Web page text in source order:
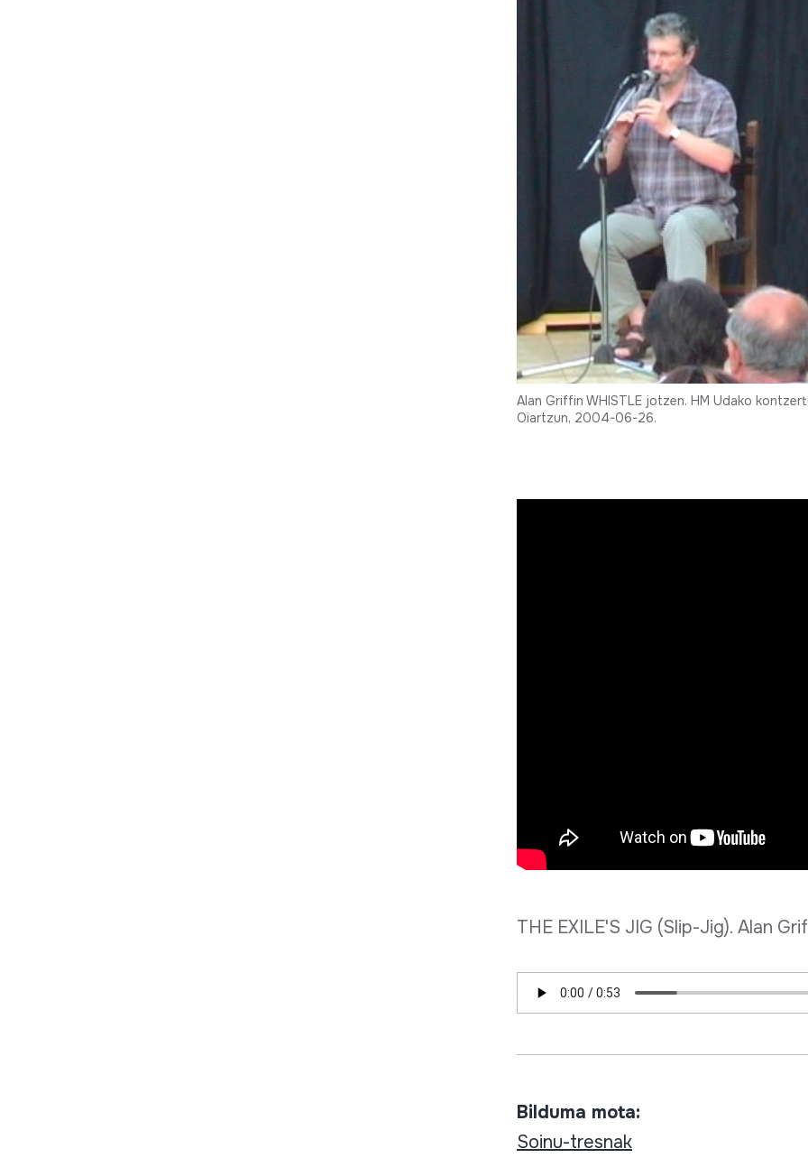
Alan Griffin WHISTLE jotzen. HM Udako
Oiartzun, 2004-06-26.
THE EXILE'S JIG (Slip-Jig). Alan
Bilduma mota:
Soinu-tresnak